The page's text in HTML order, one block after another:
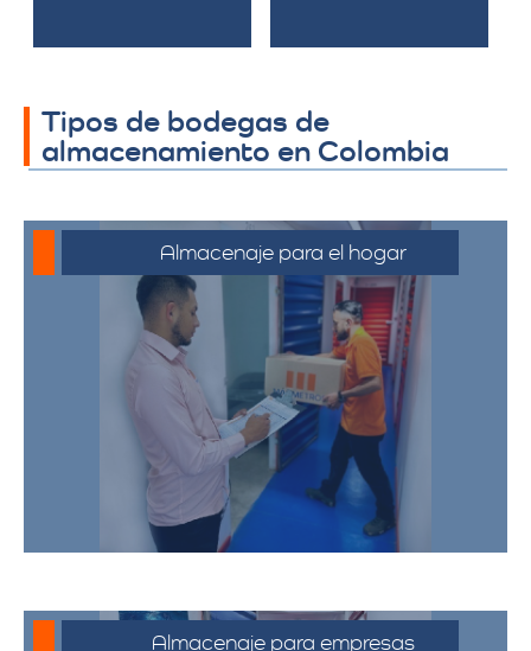
Tipos de bodegas de
almacenamiento en Colombia
Almacenaje para el hogar
Ofrecemos servicios de almacenamiento
para muebles, electrodomésticos, y
pertenencias personales, asegurando
que sus bienes estén protegidos y
accesibles.
Almacenaje para empresas